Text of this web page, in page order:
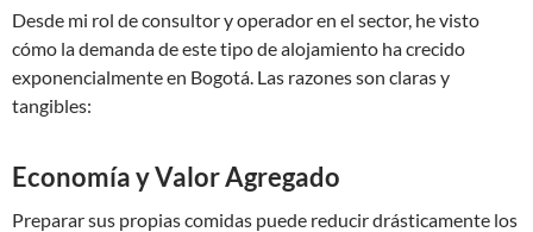
Desde mi rol de consultor y operador en el sector, he visto
cómo la demanda de este tipo de alojamiento ha crecido
exponencialmente en Bogotá. Las razones son claras y
tangibles:
Economía y Valor Agregado
Preparar sus propias comidas puede reducir drásticamente los